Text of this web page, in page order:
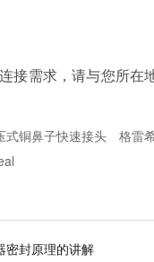
接需求，请与您所
式铜鼻子快速接头
格雷
密封原理的讲解